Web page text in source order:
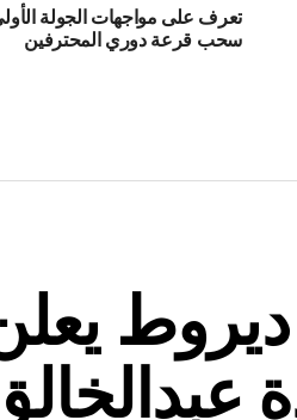
تعرف على مواجهات الجولة
سحب قرعة دوري المحترفين